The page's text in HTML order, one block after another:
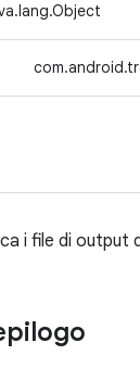
i file di output